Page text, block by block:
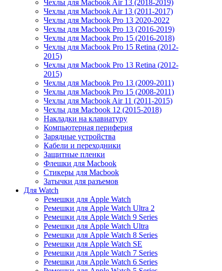
Чехлы для Macbook Air 13 (2018-2019)
Чехлы для Macbook Air 13 (2011-2017)
Чехлы для Macbook Pro 13 2020-2022
Чехлы для Macbook Pro 13 (2016-2019)
Чехлы для Macbook Pro 15 (2016-2018)
Чехлы для Macbook Pro 15 Retina (2012-
2015)
Чехлы для Macbook Pro 13 Retina (2012-
2015)
Чехлы для Macbook Pro 13 (2009-2011)
Чехлы для Macbook Pro 15 (2008-2011)
Чехлы для Macbook Air 11 (2011-2015)
Чехлы для Macbook 12 (2015-2018)
Накладки на клавиатуру
Компьютерная периферия
Зарядные устройства
Кабели и переходники
Защитные пленки
Флешки для Macbook
Стикеры для Macbook
Затычки для разъемов
Для Watch
Ремешки для Apple Watch
Ремешки для Apple Watch Ultra 2
Ремешки для Apple Watch 9 Series
Ремешки для Apple Watch Ultra
Ремешки для Apple Watch 8 Series
Ремешки для Apple Watch SE
Ремешки для Apple Watch 7 Series
Ремешки для Apple Watch 6 Series